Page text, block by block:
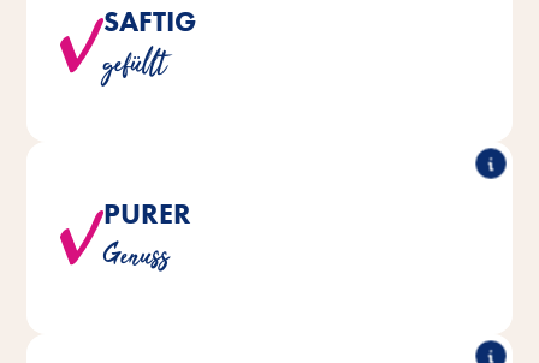
SAFTIG
gefüllt
Jedes Snack-Häppchen ist köstlich gefüllt und
PURER
Genuss
sind natürlich ohne Zusatz
von Zucker und Soja hergestellt.